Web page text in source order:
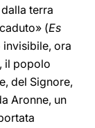
terra
(Es
invisibile, ora
il popolo
del Signore,
Aronne, un